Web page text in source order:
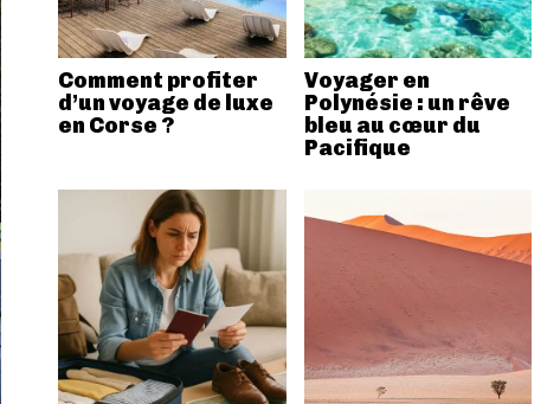
Comment profiter
d’un voyage de luxe
en Corse ?
Voyager en
Polynésie : un rêve
bleu au cœur du
Pacifique